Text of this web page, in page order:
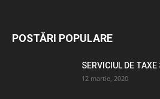
POSTĂRI POPULARE
SERVICIUL DE
12 martie, 2020